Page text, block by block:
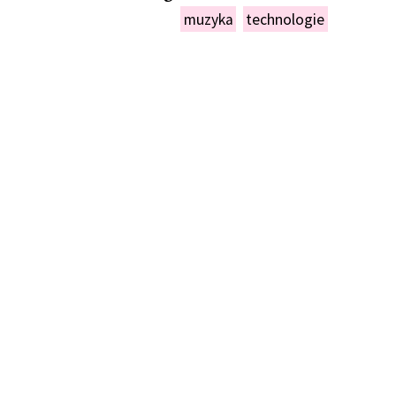
muzyka technologie